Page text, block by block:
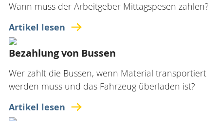
Wann muss der Arbeitgeber Mittagspesen zahlen?
Artikel lesen
Bezahlung von Bussen
Wer zahlt die Bussen, wenn Material transportiert
werden muss und das Fahrzeug überladen ist?
Artikel lesen